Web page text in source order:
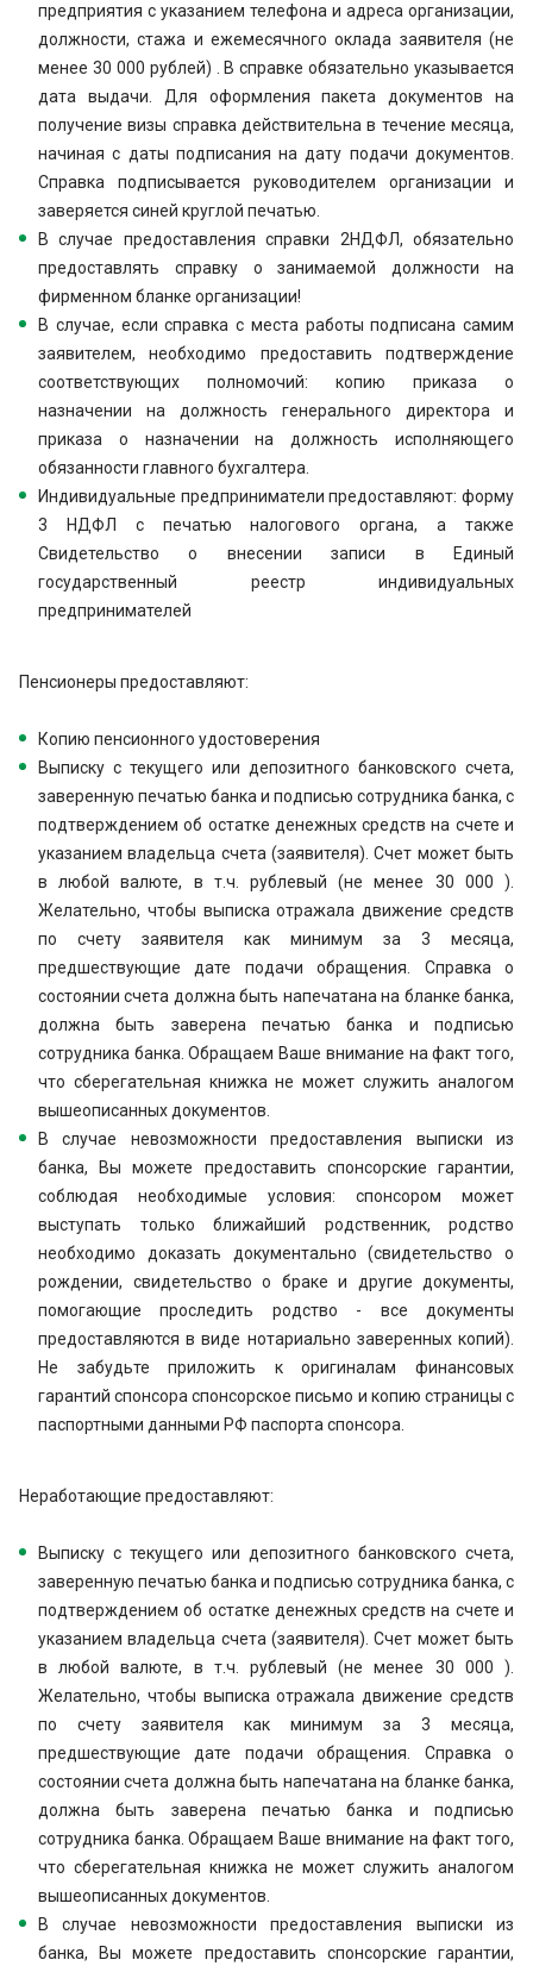
предприятия с указанием телефона и адреса организации,
должности, стажа и ежемесячного оклада заявителя (не
менее 30 000 рублей) . В справке обязательно указывается
дата выдачи. Для оформления пакета документов на
получение визы справка действительна в течение месяца,
начиная с даты подписания на дату подачи документов.
Справка подписывается руководителем организации и
заверяется синей круглой печатью.
В случае предоставления справки 2НДФЛ, обязательно
предоставлять справку о занимаемой должности на
фирменном бланке организации!
В случае, если справка с места работы подписана самим
заявителем, необходимо предоставить подтверждение
соответствующих полномочий: копию приказа о
назначении на должность генерального директора и
приказа о назначении на должность исполняющего
обязанности главного бухгалтера.
Индивидуальные предприниматели предоставляют: форму
3 НДФЛ с печатью налогового органа, а также
Свидетельство о внесении записи в Единый
государственный реестр индивидуальных
предпринимателей
Пенсионеры предоставляют:
Копию пенсионного удостоверения
Выписку с текущего или депозитного банковского счета,
заверенную печатью банка и подписью сотрудника банка, с
подтверждением об остатке денежных средств на счете и
указанием владельца счета (заявителя). Счет может быть
в любой валюте, в т.ч. рублевый (не менее 30 000 ).
Желательно, чтобы выписка отражала движение средств
по счету заявителя как минимум за 3 месяца,
предшествующие дате подачи обращения. Справка о
состоянии счета должна быть напечатана на бланке банка,
должна быть заверена печатью банка и подписью
сотрудника банка. Обращаем Ваше внимание на факт того,
что сберегательная книжка не может служить аналогом
вышеописанных документов.
В случае невозможности предоставления выписки из
банка, Вы можете предоставить спонсорские гарантии,
соблюдая необходимые условия: спонсором может
выступать только ближайший родственник, родство
необходимо доказать документально (свидетельство о
рождении, свидетельство о браке и другие документы,
помогающие проследить родство - все документы
предоставляются в виде нотариально заверенных копий).
Не забудьте приложить к оригиналам финансовых
гарантий спонсора спонсорское письмо и копию страницы с
паспортными данными РФ паспорта спонсора.
Неработающие предоставляют:
Выписку с текущего или депозитного банковского счета,
заверенную печатью банка и подписью сотрудника банка, с
подтверждением об остатке денежных средств на счете и
указанием владельца счета (заявителя). Счет может быть
в любой валюте, в т.ч. рублевый (не менее 30 000 ).
Желательно, чтобы выписка отражала движение средств
по счету заявителя как минимум за 3 месяца,
предшествующие дате подачи обращения. Справка о
состоянии счета должна быть напечатана на бланке банка,
должна быть заверена печатью банка и подписью
сотрудника банка. Обращаем Ваше внимание на факт того,
что сберегательная книжка не может служить аналогом
вышеописанных документов.
В случае невозможности предоставления выписки из
банка, Вы можете предоставить спонсорские гарантии,